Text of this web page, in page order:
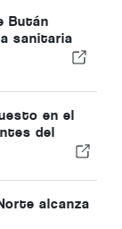
Bután
sanitaria
en el
del
alcanza